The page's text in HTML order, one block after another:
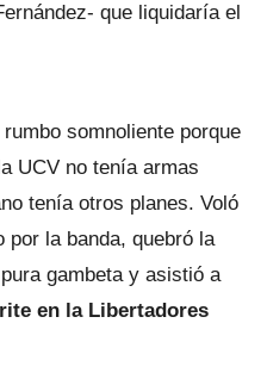
que liquidaría el
somnoliente porque
UCV no tenía armas
tenía otros planes. Voló
por la banda, quebró la
gambeta y asistió a
en la Libertadores